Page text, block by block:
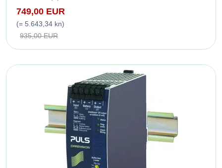
749,00 EUR
(= 5.643,34 kn)
935,00 EUR